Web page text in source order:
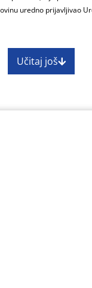
uredno prijavljivao
Učitaj još